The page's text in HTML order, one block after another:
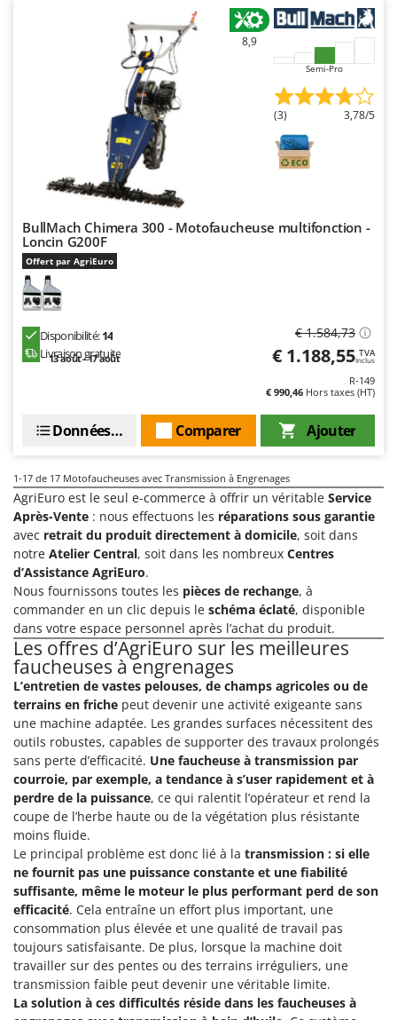
8,9
Semi-Pro
(3) 3,78/5
BullMach Chimera 300 - Motofaucheuse multifonction -
Loncin G200F
Offert par AgriEuro
Disponibilité:14
Livraison gratuite
13 août - 17 août
€ 1.584,73
€ 1.188,55 TVA
Inclus
R-149
€ 990,46 Hors taxes (HT)
Ajouter
Comparer
Données techniques
1-17 de 17 Motofaucheuses avec Transmission à Engrenages
AgriEuro est le seul e-commerce à offrir un véritable Service
Après-Vente : nous effectuons les réparations sous garantie
avec retrait du produit directement à domicile, soit dans
notre Atelier Central, soit dans les nombreux Centres
d’Assistance AgriEuro.
Nous fournissons toutes les pièces de rechange, à
commander en un clic depuis le schéma éclaté, disponible
dans votre espace personnel après l’achat du produit.
Les offres d’AgriEuro sur les meilleures
faucheuses à engrenages
L’entretien de vastes pelouses, de champs agricoles ou de
terrains en friche peut devenir une activité exigeante sans
une machine adaptée. Les grandes surfaces nécessitent des
outils robustes, capables de supporter des travaux prolongés
sans perte d’efficacité. Une faucheuse à transmission par
courroie, par exemple, a tendance à s’user rapidement et à
perdre de la puissance, ce qui ralentit l’opérateur et rend la
coupe de l’herbe haute ou de la végétation plus résistante
moins fluide.
Le principal problème est donc lié à la transmission : si elle
ne fournit pas une puissance constante et une fiabilité
suffisante, même le moteur le plus performant perd de son
efficacité. Cela entraîne un effort plus important, une
consommation plus élevée et une qualité de travail pas
toujours satisfaisante. De plus, lorsque la machine doit
travailler sur des pentes ou des terrains irréguliers, une
transmission faible peut devenir une véritable limite.
La solution à ces difficultés réside dans les faucheuses à